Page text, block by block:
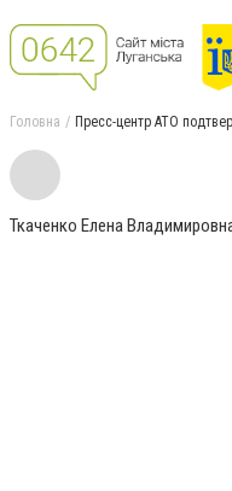
Головна Пресс-центр АТО
Ткаченко Елена